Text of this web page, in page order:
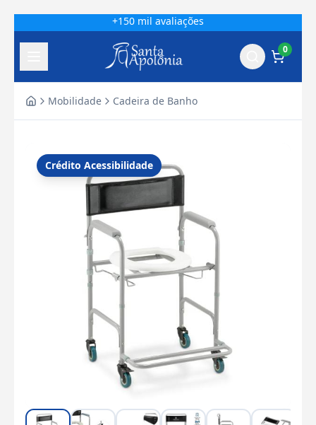
+150 mil avaliações
0
Mobilidade Cadeira de Banho
Crédito Acessibilidade